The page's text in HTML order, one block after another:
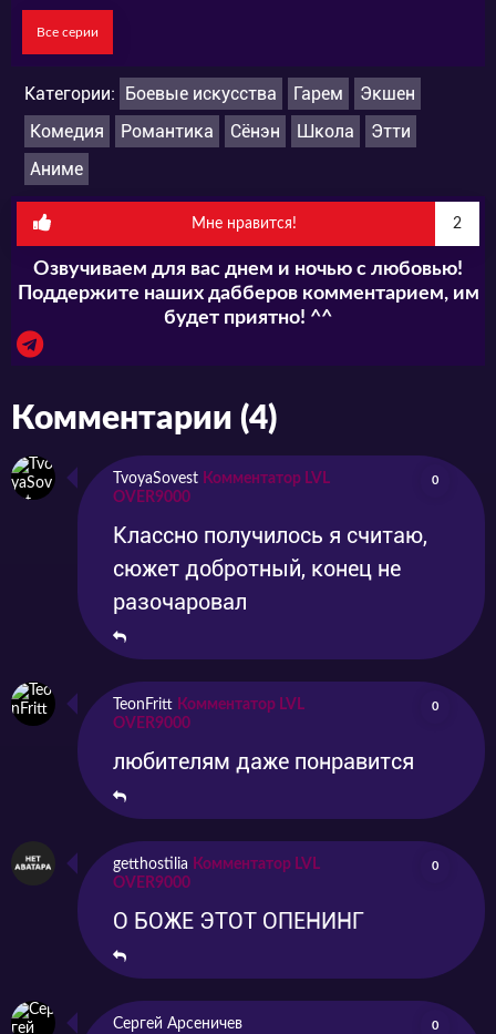
Все серии
Категории: Боевые искусства Гарем
Экшен
Комедия
Романтика Сёнэн Школа
Этти
Аниме
Мне нравится! 2
Озвучиваем для вас днем и ночью с любовью!
Поддержите наших дабберов комментарием, им
будет приятно! ^^
Комментарии (4)
TvoyaSovest Комментатор LVL
OVER9000
0
Классно получилось я считаю,
сюжет добротный, конец не
разочаровал
TeonFritt Комментатор LVL
OVER9000
0
любителям даже понравится
getthostilia Комментатор LVL
OVER9000
0
О БОЖЕ ЭТОТ ОПЕНИНГ
Сергей Арсеничев
0